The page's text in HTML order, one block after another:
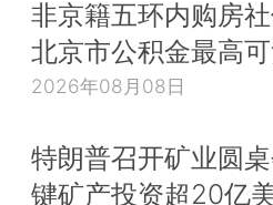
非京籍五环内购房
北京市公积金最高
2026年08月08日
特朗普召开矿业圆
键矿产投资超20亿